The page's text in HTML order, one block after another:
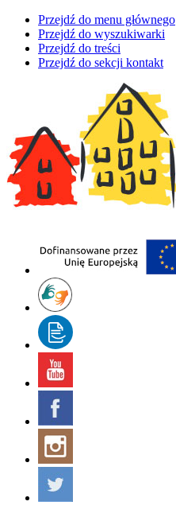
Przejdź do menu głównego
Przejdź do wyszukiwarki
Przejdź do treści
Przejdź do sekcji kontakt